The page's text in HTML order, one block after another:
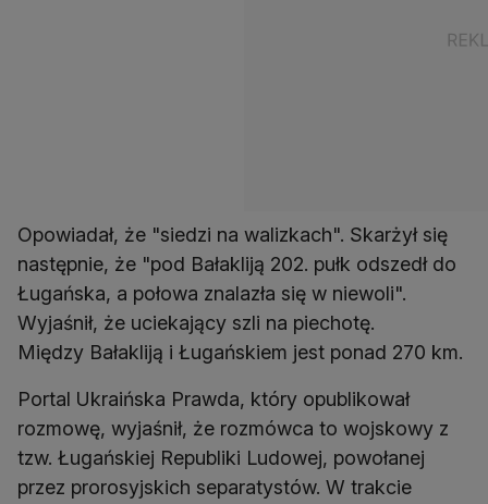
Opowiadał, że "siedzi na walizkach". Skarżył się
następnie, że "pod Bałakliją 202. pułk odszedł do
Ługańska, a połowa znalazła się w niewoli".
Wyjaśnił, że uciekający szli na piechotę.
Między Bałakliją i Ługańskiem jest ponad 270 km.
Portal Ukraińska Prawda, który opublikował
rozmowę, wyjaśnił, że rozmówca to wojskowy z
tzw. Ługańskiej Republiki Ludowej, powołanej
przez prorosyjskich separatystów. W trakcie